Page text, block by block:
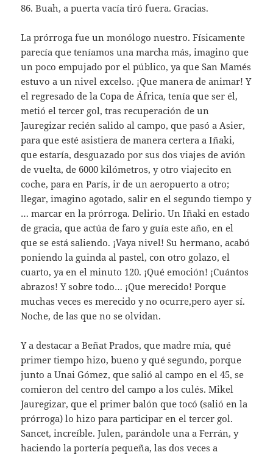
86. Buah, a puerta vacía tiró fuera. Gracias.
La prórroga fue un monólogo nuestro. Físicamente
parecía que teníamos una marcha más, imagino que
un poco empujado por el público, ya que San Mamés
estuvo a un nivel excelso. ¡Que manera de animar! Y
el regresado de la Copa de África, tenía que ser él,
metió el tercer gol, tras recuperación de un
Jauregizar recién salido al campo, que pasó a Asier,
para que esté asistiera de manera certera a Iñaki,
que estaría, desguazado por sus dos viajes de avión
de vuelta, de 6000 kilómetros, y otro viajecito en
coche, para en París, ir de un aeropuerto a otro;
llegar, imagino agotado, salir en el segundo tiempo y
… marcar en la prórroga. Delirio. Un Iñaki en estado
de gracia, que actúa de faro y guía este año, en el
que se está saliendo. ¡Vaya nivel! Su hermano, acabó
poniendo la guinda al pastel, con otro golazo, el
cuarto, ya en el minuto 120. ¡Qué emoción! ¡Cuántos
abrazos! Y sobre todo… ¡Que merecido! Porque
muchas veces es merecido y no ocurre,pero ayer sí.
Noche, de las que no se olvidan.
Y a destacar a Beñat Prados, que madre mía, qué
primer tiempo hizo, bueno y qué segundo, porque
junto a Unai Gómez, que salió al campo en el 45, se
comieron del centro del campo a los culés. Mikel
Jauregizar, que el primer balón que tocó (salió en la
prórroga) lo hizo para participar en el tercer gol.
Sancet, increíble. Julen, parándole una a Ferrán, y
haciendo la portería pequeña, las dos veces a